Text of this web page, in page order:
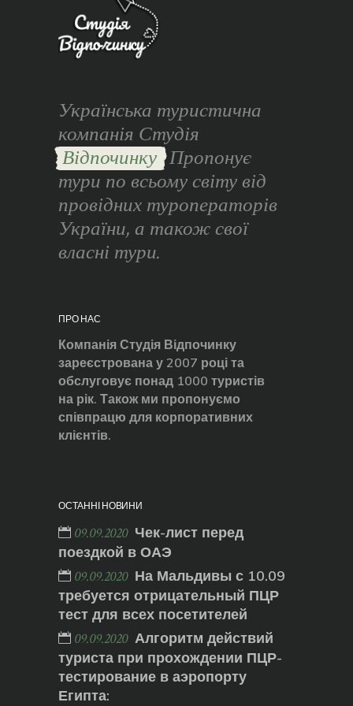
Українська туристична
компанія Студія
Відпочинку Пропонує
тури по всьому світу від
провідних туроператорів
України, а також свої
власні тури.
ПРО НАС
Компанія Студія Відпочинку
зареєстрована у 2007 році та
обслуговує понад 1000 туристів
на рік. Також ми пропонуємо
співпрацю для корпоративних
клієнтів.
ОСТАННІ НОВИНИ
09.09.2020 Чек-лист перед
поездкой в ОАЭ
09.09.2020 На Мальдивы с 10.09
требуется отрицательный ПЦР
тест для всех посетителей
09.09.2020 Алгоритм действий
туриста при прохождении ПЦР-
тестирование в аэропорту
Египта: